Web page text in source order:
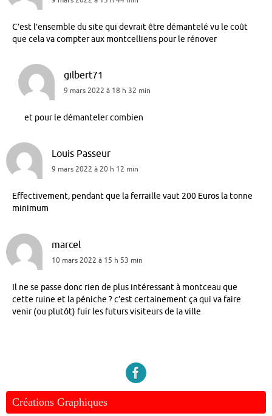
C’est l’ensemble du site qui devrait être démantelé vu le coût
que cela va compter aux montcelliens pour le rénover
gilbert71
9 mars 2022 à 18 h 32 min
et pour le démanteler combien
Louis Passeur
9 mars 2022 à 20 h 12 min
Effectivement, pendant que la ferraille vaut 200 Euros la tonne
minimum
marcel
10 mars 2022 à 15 h 53 min
Il ne se passe donc rien de plus intéressant à montceau que
cette ruine et la péniche ? c’est certainement ça qui va faire
venir (ou plutôt) fuir les futurs visiteurs de la ville
Créations Graphiques